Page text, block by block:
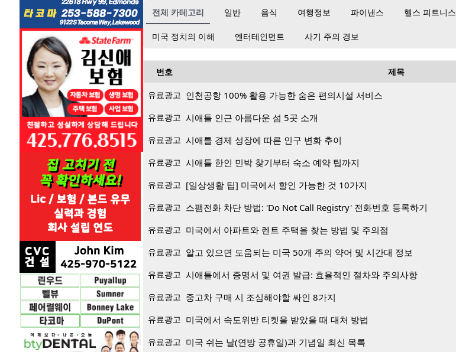
전체 카테고리 일반 음식 여행정보 파이낸스 헬스 피트니스
미국 정치의 이해 엔터테인먼트 사기 주의 경보
번호 제목
유료광고 인천공항 100% 활용 가능한 숨은 편의시설 서비스
유료광고 시애틀 인근 아름다운 섬 5곳 소개
유료광고 시애틀 경제 성장에 따른 인구 변화 추이
유료광고 시애틀 한인 민박 찾기부터 숙소 예약 팁까지
유료광고 [일상생활 팁] 미국에서 할인 가능한 것 10가지
유료광고 스팸전화 차단 방법: 'Do Not Call Registry' 전화번호 등록하기
유료광고 미국에서 아파트와 렌트 주택을 찾는 방법 및 주의점
유료광고 알고 있으면 도움되는 미국 50개 주의 약어 및 시간대 정보
유료광고 시애틀에서 증명서 및 여권 발급: 효율적인 절차와 주의사항
유료광고 중고차 구매 시 조심해야할 싸인 8가지
유료광고 미국에서 속도위반 티켓을 받았을 때 대처 방법
유료광고 미국 쉬는 날(연방 공휴일)과 기념일 최신 목록